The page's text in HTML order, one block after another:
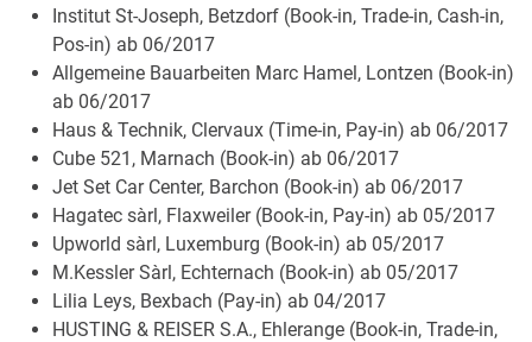
Institut St-Joseph, Betzdorf (Book-in, Trade-in, Cash-in,
Pos-in) ab 06/2017
Allgemeine Bauarbeiten Marc Hamel, Lontzen (Book-in)
ab 06/2017
Haus & Technik, Clervaux (Time-in, Pay-in) ab 06/2017
Cube 521, Marnach (Book-in) ab 06/2017
Jet Set Car Center, Barchon (Book-in) ab 06/2017
Hagatec sàrl, Flaxweiler (Book-in, Pay-in) ab 05/2017
Upworld sàrl, Luxemburg (Book-in) ab 05/2017
M.Kessler Sàrl, Echternach (Book-in) ab 05/2017
Lilia Leys, Bexbach (Pay-in) ab 04/2017
HUSTING & REISER S.A., Ehlerange (Book-in, Trade-in,